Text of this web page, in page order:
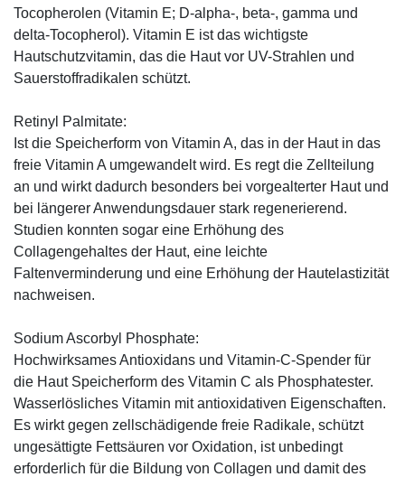
Tocopherolen (Vitamin E; D-alpha-, beta-, gamma und
delta-Tocopherol). Vitamin E ist das wichtigste
Hautschutzvitamin, das die Haut vor UV-Strahlen und
Sauerstoffradikalen schützt.
Retinyl Palmitate:
Ist die Speicherform von Vitamin A, das in der Haut in das
freie Vitamin A umgewandelt wird. Es regt die Zellteilung
an und wirkt dadurch besonders bei vorgealterter Haut und
bei längerer Anwendungsdauer stark regenerierend.
Studien konnten sogar eine Erhöhung des
Collagengehaltes der Haut, eine leichte
Faltenverminderung und eine Erhöhung der Hautelastizität
nachweisen.
Sodium Ascorbyl Phosphate:
Hochwirksames Antioxidans und Vitamin-C-Spender für
die Haut Speicherform des Vitamin C als Phosphatester.
Wasserlösliches Vitamin mit antioxidativen Eigenschaften.
Es wirkt gegen zellschädigende freie Radikale, schützt
ungesättigte Fettsäuren vor Oxidation, ist unbedingt
erforderlich für die Bildung von Collagen und damit des